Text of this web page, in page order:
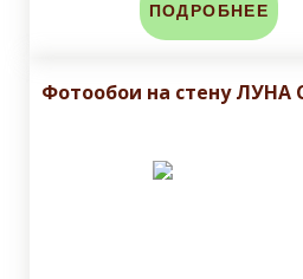
ПОДРОБНЕЕ
Фотообои на стену